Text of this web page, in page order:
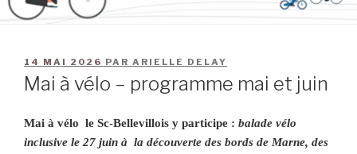
14 MAI 2026 PAR ARIELLE DELAY
Mai à vélo – programme mai et juin
Mai à vélo le Sc-Bellevillois y participe : balade vélo
inclusive le 27 juin à la découverte des bords de Marne, des